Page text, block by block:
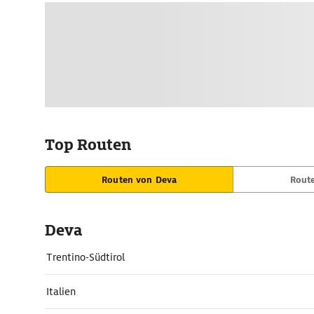
Top Routen
Routen von Deva
Deva
Trentino-Südtirol
Italien